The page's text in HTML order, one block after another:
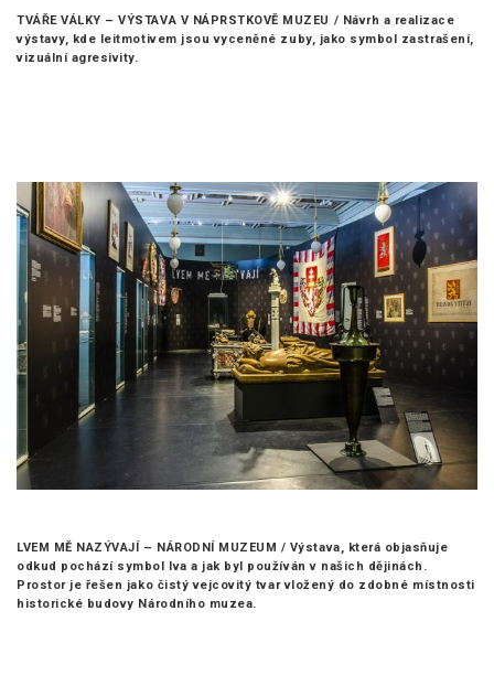
TVÁŘE VÁLKY – VÝSTAVA V NÁPRSTKOVĚ MUZEU / Návrh a realizace
výstavy, kde leitmotivem jsou vyceněné zuby, jako symbol zastrašení,
vizuální agresivity.
LVEM MĚ NAZÝVAJÍ – NÁRODNÍ MUZEUM / Výstava, která objasňuje
odkud pochází symbol lva a jak byl používán v našich dějinách.
Prostor je řešen jako čistý vejcovitý tvar vložený do zdobné místnosti
historické budovy Národního muzea.